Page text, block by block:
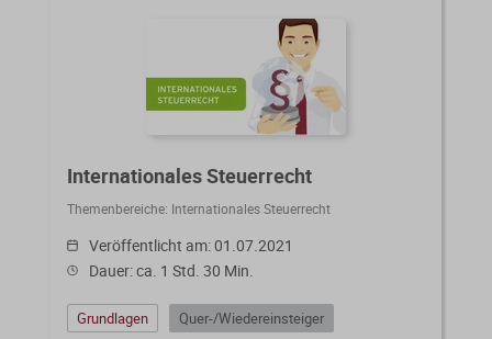
Internationales Steuerrecht
Themenbereiche: Internationales Steuerrecht
Veröffentlicht am: 01.07.2021
Dauer: ca. 1 Std. 30 Min.
Grundlagen
Quer-/Wiedereinsteiger